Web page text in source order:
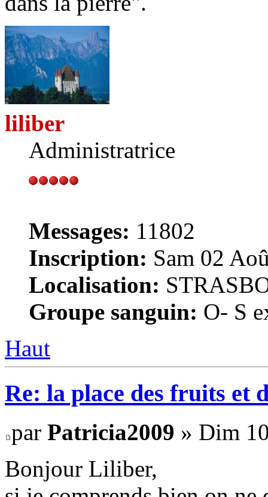
liliber
Administratrice
Messages: 11802
Inscription: Sam 02
Localisation:
Groupe sanguin: O- S
Haut
Re: la place des fruits et
par Patricia2009 » Dim
Bonjour Liliber,